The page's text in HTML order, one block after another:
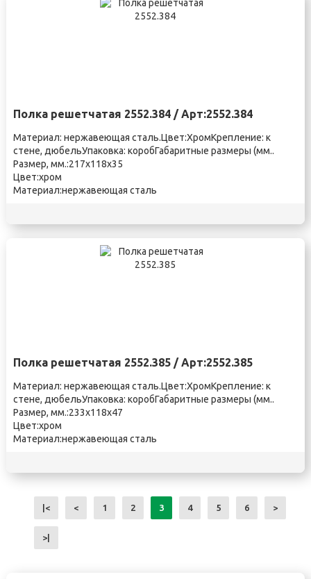
Полка решетчатая 2552.384 / Арт:2552.384
Материал: нержавеющая сталь.Цвет:ХромКрепление: к
стене, дюбельУпаковка: коробГабаритные размеры (мм..
Размер, мм.:217х118х35
Цвет:хром
Материал:нержавеющая сталь
Полка решетчатая 2552.385 / Арт:2552.385
Материал: нержавеющая сталь.Цвет:ХромКрепление: к
стене, дюбельУпаковка: коробГабаритные размеры (мм..
Размер, мм.:233х118х47
Цвет:хром
Материал:нержавеющая сталь
|< < 1 2 3 4 5 6 >
>|